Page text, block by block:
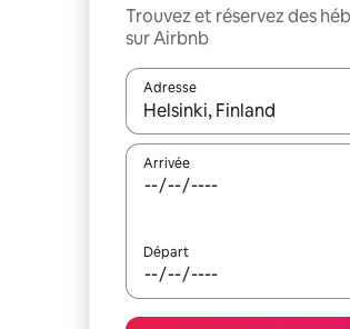
Trouvez et réservez des
sur Airbnb
Adresse
Lorsque les résultats
Arrivée
Départ